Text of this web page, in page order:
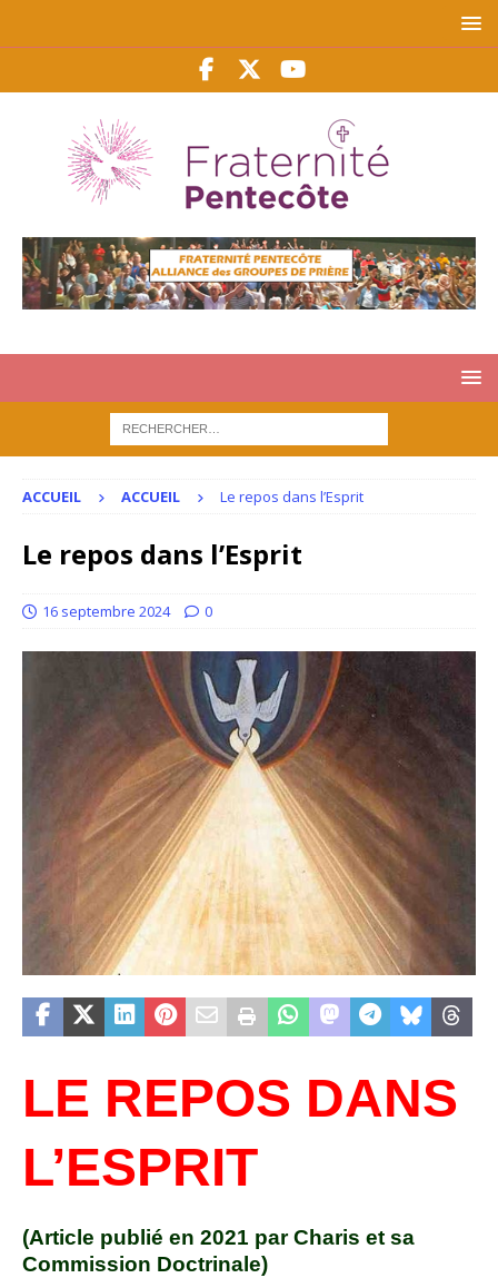
ACCUEIL ACCUEIL Le repos dans l’Esprit
Le repos dans l’Esprit
16 septembre 2024 0
LE REPOS DANS
L’ESPRIT
(Article publié en 2021 par Charis et sa
Commission Doctrinale)